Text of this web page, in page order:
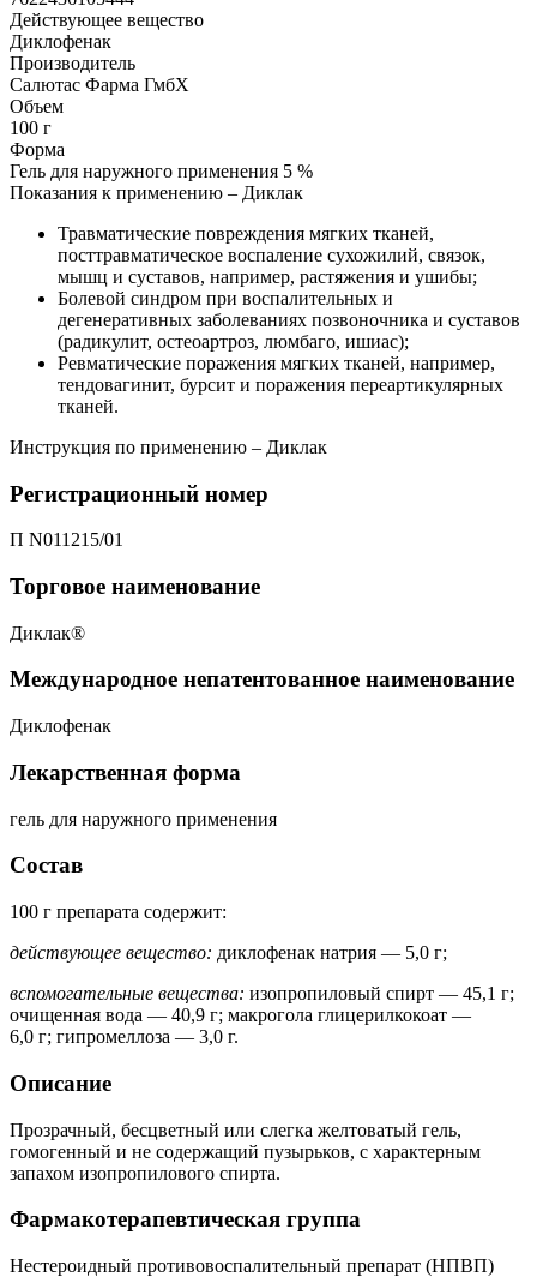
Действующее вещество
Диклофенак
Производитель
Салютас Фарма ГмбХ
Объем
100 г
Форма
Гель для наружного применения 5 %
Показания к применению – Диклак
Травматические повреждения мягких тканей,
посттравматическое воспаление сухожилий, связок,
мышц и суставов, например, растяжения и ушибы;
Болевой синдром при воспалительных и
дегенеративных заболеваниях позвоночника и суставов
(радикулит, остеоартроз, люмбаго, ишиас);
Ревматические поражения мягких тканей, например,
тендовагинит, бурсит и поражения переартикулярных
тканей.
Инструкция по применению – Диклак
Регистрационный номер
П N011215/01
Торговое наименование
Диклак®
Международное непатентованное наименование
Диклофенак
Лекарственная форма
гель для наружного применения
Состав
100 г препарата содержит:
действующее вещество: диклофенак натрия — 5,0 г;
вспомогательные вещества: изопропиловый спирт — 45,1 г;
очищенная вода — 40,9 г; макрогола глицерилкокоат —
6,0 г; гипромеллоза — 3,0 г.
Описание
Прозрачный, бесцветный или слегка желтоватый гель,
гомогенный и не содержащий пузырьков, с характерным
запахом изопропилового спирта.
Фармакотерапевтическая группа
Нестероидный противовоспалительный препарат (НПВП)